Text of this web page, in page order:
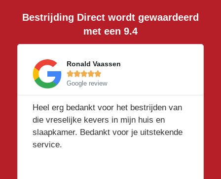
Bestrijding Direct wordt gewaardeerd
met een 9.4
Ronald Vaassen

Google review
Heel erg bedankt voor het bestrijden van
die vreselijke kevers in mijn huis en
slaapkamer. Bedankt voor je uitstekende
service.